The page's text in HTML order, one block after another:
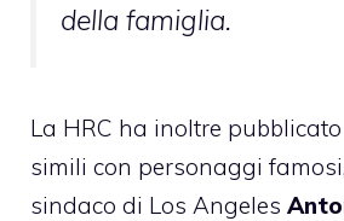
della famiglia.
La HRC ha inoltre
simili con personaggi
sindaco di Los Angeles